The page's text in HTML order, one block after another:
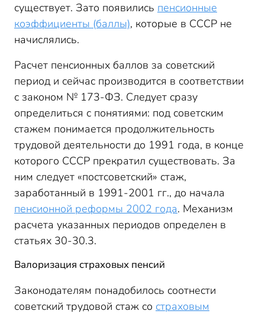
существует. Зато появились пенсионные
коэффициенты (баллы), которые в СССР не
начислялись.
Расчет пенсионных баллов за советский
период и сейчас производится в соответствии
с законом № 173-ФЗ. Следует сразу
определиться с понятиями: под советским
стажем понимается продолжительность
трудовой деятельности до 1991 года, в конце
которого СССР прекратил существовать. За
ним следует «постсоветский» стаж,
заработанный в 1991-2001 гг., до начала
пенсионной реформы 2002 года. Механизм
расчета указанных периодов определен в
статьях 30-30.3.
Валоризация страховых пенсий
Законодателям понадобилось соотнести
советский трудовой стаж со страховым